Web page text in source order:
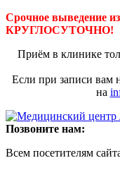
Срочное выведение
КРУГЛОСУТОЧНО!
Приём в клинике
Если при записи вам
на
Позвоните нам:
Всем посетителям